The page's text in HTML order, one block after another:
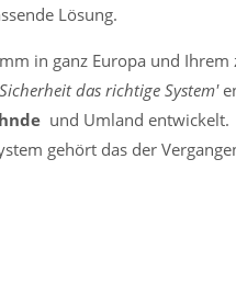
Lösung.
in ganz Europa und Ihrem
das richtige System'
und Umland entwickelt.
gehört das der